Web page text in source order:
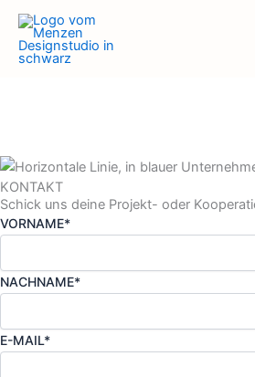
Zum
Inhalt
springen
KONTAKT
Schick uns deine Projekt- oder
VORNAME*
NACHNAME*
E-MAIL*